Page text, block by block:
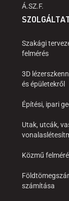
Á.SZ.F.
Szakági
felmérés
3D
és épületekről
Építési, ipari
Utak, utcák,
Közmű
számítása